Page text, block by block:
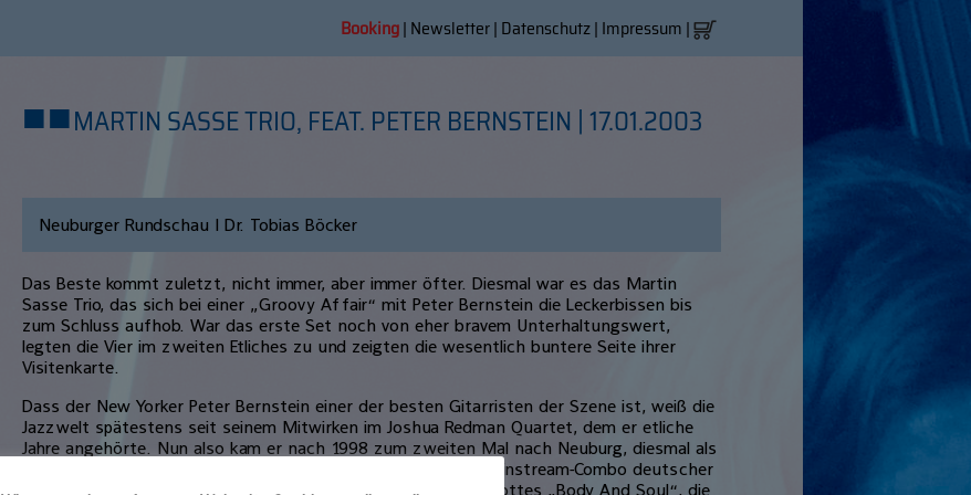
Booking| Newsletter| Datenschutz| Impressum |
■■MARTIN SASSE TRIO, FEAT. PETER BERNSTEIN | 17.01.2003
Neuburger Rundschau | Dr. Tobias Böcker
Das Beste kommt zuletzt, nicht immer, aber immer öfter. Diesmal war es das Martin
Sasse Trio, das sich bei einer „Groovy Affair“ mit Peter Bernstein die Leckerbissen bis
zum Schluss aufhob. War das erste Set noch von eher bravem Unterhaltungswert,
legten die Vier im zweiten Etliches zu und zeigten die wesentlich buntere Seite ihrer
Visitenkarte.
Dass der New Yorker Peter Bernstein einer der besten Gitarristen der Szene ist, weiß die
Jazzwelt spätestens seit seinem Mitwirken im Joshua Redman Quartet, dem er etliche
Jahre angehörte. Nun also kam er nach 1998 zum zweiten Mal nach Neuburg, diesmal als
Gast des Martin Sasse Trios, einer durchaus beachtlichen Mainstream-Combo deutscher
Herkunft. Ein groovender „Winterwalzer“, ein ausnehmend flottes „Body And Soul“, die